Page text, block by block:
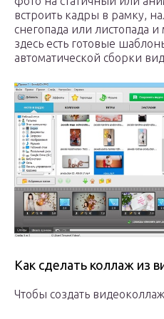
встроить кадры в рамку,
снегопада или листопада
здесь есть готовые
автоматической сборки
Как сделать коллаж из
Чтобы создать